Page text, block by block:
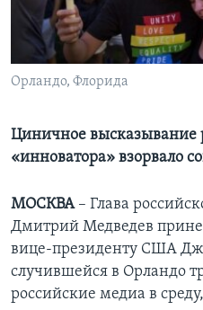
Learning English
СОЦИАЛЬНЫЕ СЕТИ
Языки
Орландо, Флорида
Циничное высказывание
«инноватора» взорвало
МОСКВА– Глава
Дмитрий Медведев
вице-президенту США
случившейся в Орландо
российские медиа в